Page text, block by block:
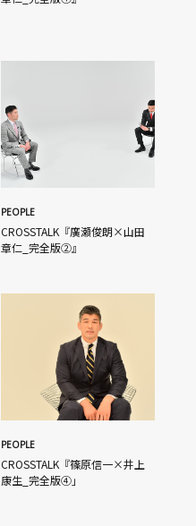
PEOPLE
CROSSTALK『廣瀬俊朗×山田
章仁_完全版②』
PEOPLE
CROSSTALK『篠原信一×井上
康生_完全版④」